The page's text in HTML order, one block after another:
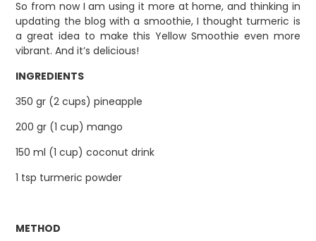
So from now I am using it more at home, and thinking in
updating the blog with a smoothie, I thought turmeric is
a great idea to make this Yellow Smoothie even more
vibrant. And it’s delicious!
INGREDIENTS
350 gr (2 cups) pineapple
200 gr (1 cup) mango
150 ml (1 cup) coconut drink
1 tsp turmeric powder
METHOD